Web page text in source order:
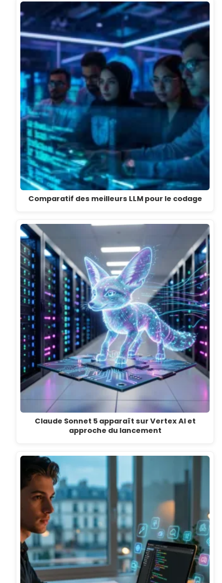
Comparatif des meilleurs LLM pour le codage
Claude Sonnet 5 apparaît sur Vertex AI et
approche du lancement